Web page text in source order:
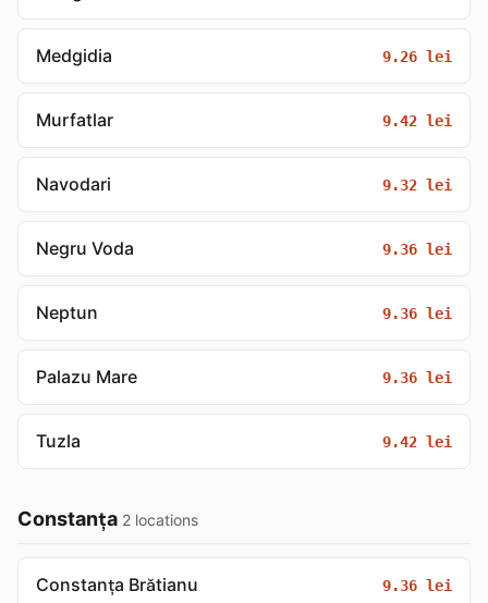
Medgidia 9.26 lei
Murfatlar 9.42 lei
Navodari 9.32 lei
Negru Voda 9.36 lei
Neptun 9.36 lei
Palazu Mare 9.36 lei
Tuzla 9.42 lei
Constanța 2 locations
Constanța Brătianu 9.36 lei